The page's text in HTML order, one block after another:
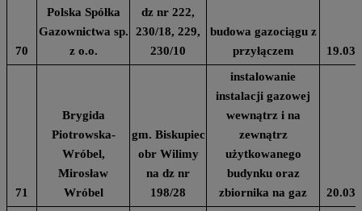
70
Polska Spółka
Gazownictwa sp.
z o.o.
dz nr 222,
230/18, 229,
230/10
budowa gazociągu z
przyłączem
71
Brygida
Piotrowska-
Wróbel,
Mirosław
Wróbel
gm. Biskupiec
obr Wilimy
na dz nr
198/28
instalowanie
instalacji gazowej
wewnątrz i na
zewnątrz
użytkowanego
budynku oraz
zbiornika na gaz